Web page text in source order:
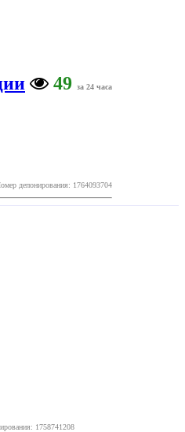
49 за 24 часа
депонирования: 1764093704
1758741208